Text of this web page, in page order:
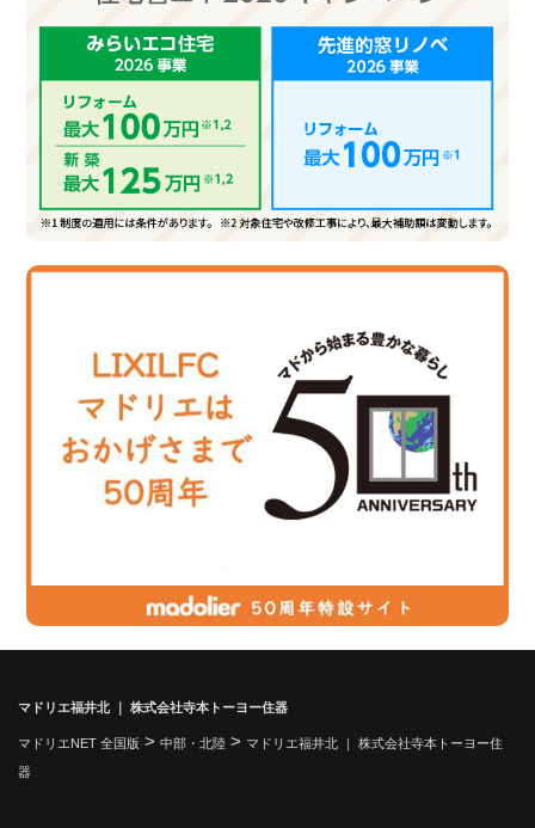
マドリエ福井北 ｜ 株式会社寺本トーヨー住器
マドリエNET 全国版 > 中部・北陸 > マドリエ福井北 ｜ 株式会社寺本トーヨー住
器